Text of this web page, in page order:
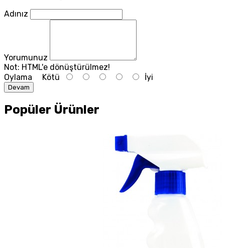
Adınız
Yorumunuz
Not: HTML'e dönüştürülmez!
Oylama Kötü İyi
Devam
Popüler Ürünler